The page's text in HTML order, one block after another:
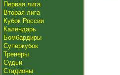
Первая лига
Вторая лига
Кубок России
Календарь
Бомбардиры
Суперкубок
Тренеры
Судьи
Стадионы